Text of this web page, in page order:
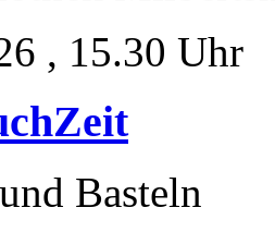
, 15.30 Uhr
Basteln